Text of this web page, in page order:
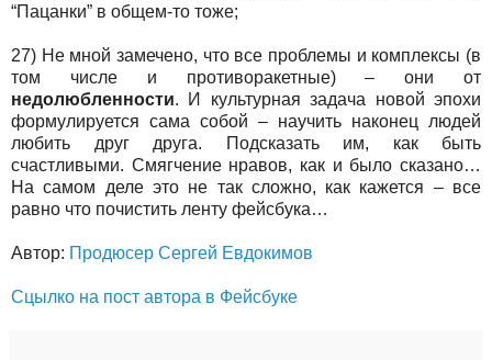
“Пацанки” в общем-то тоже;
27) Не мной замечено, что все проблемы и комплексы (в
том числе и противоракетные) – они от
недолюбленности. И культурная задача новой эпохи
формулируется сама собой – научить наконец людей
любить друг друга. Подсказать им, как быть
счастливыми. Смягчение нравов, как и было сказано…
На самом деле это не так сложно, как кажется – все
равно что почистить ленту фейсбука…
Автор: Продюсер Сергей Евдокимов
Сцылко на пост автора в Фейсбуке